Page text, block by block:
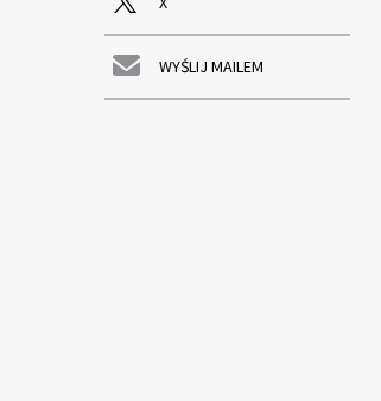
WYŚLIJ MAILEM